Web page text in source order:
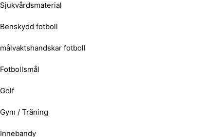
Sjukvårdsmaterial
Benskydd fotboll
målvaktshandskar fotboll
Fotbollsmål
Golf
Gym / Träning
Innebandy